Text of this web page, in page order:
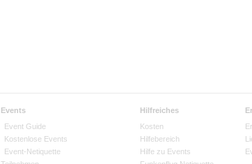
Events
Event Guide
Kostenlose Events
Event-Netiquette
Hilfreiches
Kosten
Hilfebereich
Hilfe zu Events